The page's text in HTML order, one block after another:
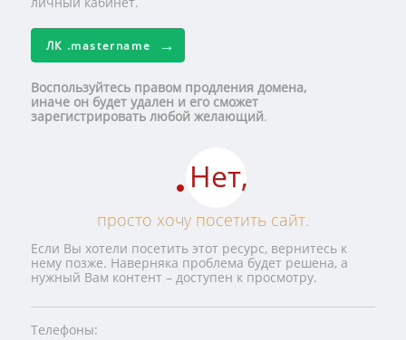
ЛК .mastername
Воспользуйтесь правом продления домена,
иначе он будет удален и его сможет
зарегистрировать любой желающий.
Нет,
просто хочу посетить сайт.
Если Вы хотели посетить этот ресурс, вернитесь к
нему позже. Наверняка проблема будет решена, а
нужный Вам контент – доступен к просмотру.
Телефоны: